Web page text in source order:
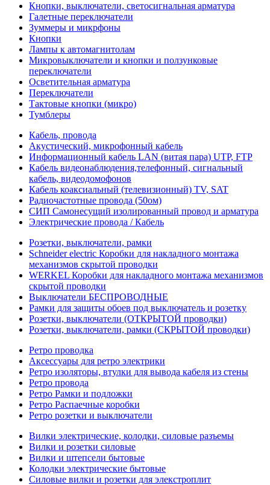
Кнопки, выключатели, светосигнальная арматура
Галетные переключатели
Зуммеры и микрфоны
Кнопки
Лампы к автомагнитолам
Микровыключатели и кнопки и ползунковые
переключатели
Осветительная арматура
Переключатели
Тактовые кнопки (микро)
Тумблеры
Кабель, провода
Акустический, микрофонный кабель
Информационный кабель LAN (витая пара) UTP, FTP
Кабель видеонаблюдения,телефонный, сигнальный
кабель, видеодомофонов
Кабель коаксиальный (телевизионный) TV, SAT
Радиочастотные провода (50ом)
СИП Самонесущий изолированный провод и арматура
Электрические провода / Кабель
Розетки, выключатели, рамки
Schneider electric Коробки для накладного монтажа
механизмов скрытой проводки
WERKEL Коробки для накладного монтажа механизмов
скрытой проводки
Выключатели БЕСПРОВОДНЫЕ
Рамки для защиты обоев под выключатель и розетку
Розетки, выключатели (ОТКРЫТОЙ проводки)
Розетки, выключатели, рамки (СКРЫТОЙ проводки)
Ретро проводка
Аксессуары для ретро электрики
Ретро изоляторы, втулки для вывода кабеля из стены
Ретро провода
Ретро Рамки и подложки
Ретро Распаечные коробки
Ретро розетки и выключатели
Вилки электрические, колодки, силовые разъемы
Вилки и розетки силовые
Вилки и штепсели бытовые
Колодки электрические бытовые
Силовые вилки и розетки для элекстроплит